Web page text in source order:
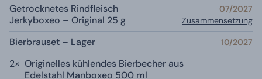
Getrocknetes Rindfleisch
Jerkyboxeo – Original 25 g
07/2027
Zusammensetzung
Bierbrauset – Lager 10/2027
2× Originelles kühlendes Bierbecher aus
Edelstahl Manboxeo 500 ml